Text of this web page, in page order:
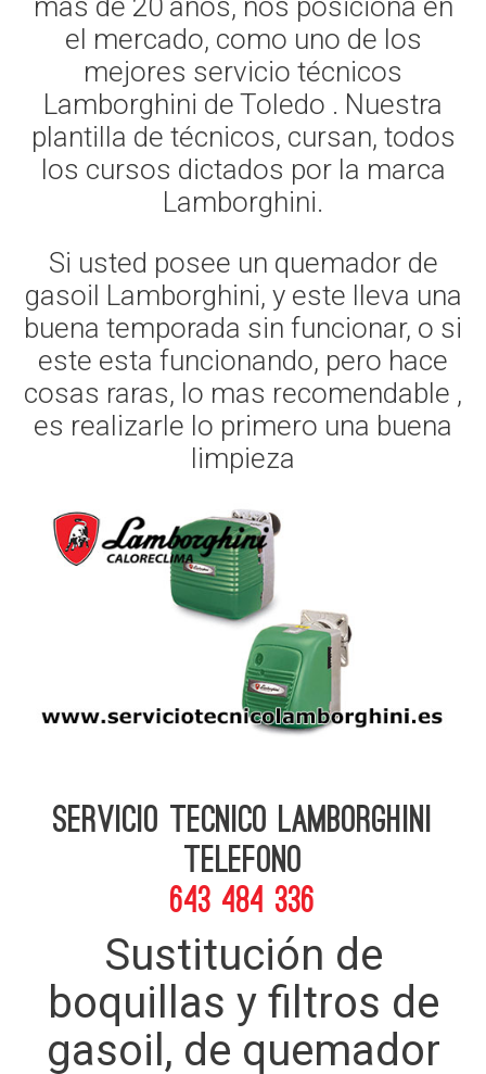
mas de 20 años, nos posiciona en
el mercado, como uno de los
mejores servicio técnicos
Lamborghini de Toledo . Nuestra
plantilla de técnicos, cursan, todos
los cursos dictados por la marca
Lamborghini.
Si usted posee un quemador de
gasoil Lamborghini, y este lleva una
buena temporada sin funcionar, o si
este esta funcionando, pero hace
cosas raras, lo mas recomendable ,
es realizarle lo primero una buena
limpieza
Servicio Tecnico Lamborghini
telefono
643 484 336
Sustitución de
boquillas y filtros de
gasoil, de quemador